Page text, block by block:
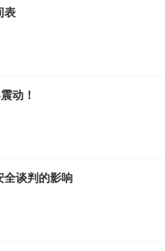
表
动！
全谈判的影响